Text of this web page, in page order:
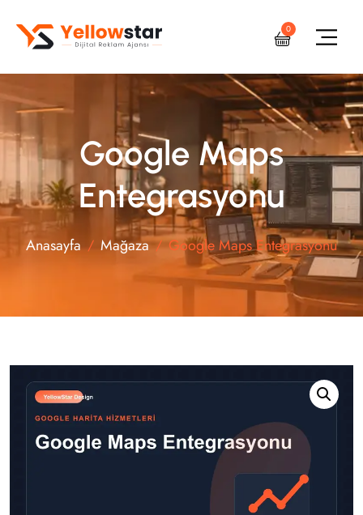
0
Google Maps
Entegrasyonu
Anasayfa Mağaza Google Maps Entegrasyonu